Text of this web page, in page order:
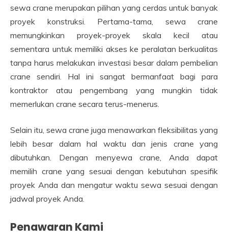
sewa crane merupakan pilihan yang cerdas untuk banyak
proyek konstruksi. Pertama-tama, sewa crane
memungkinkan proyek-proyek skala kecil atau
sementara untuk memiliki akses ke peralatan berkualitas
tanpa harus melakukan investasi besar dalam pembelian
crane sendiri. Hal ini sangat bermanfaat bagi para
kontraktor atau pengembang yang mungkin tidak
memerlukan crane secara terus-menerus.
Selain itu, sewa crane juga menawarkan fleksibilitas yang
lebih besar dalam hal waktu dan jenis crane yang
dibutuhkan. Dengan menyewa crane, Anda dapat
memilih crane yang sesuai dengan kebutuhan spesifik
proyek Anda dan mengatur waktu sewa sesuai dengan
jadwal proyek Anda.
Penawaran Kami